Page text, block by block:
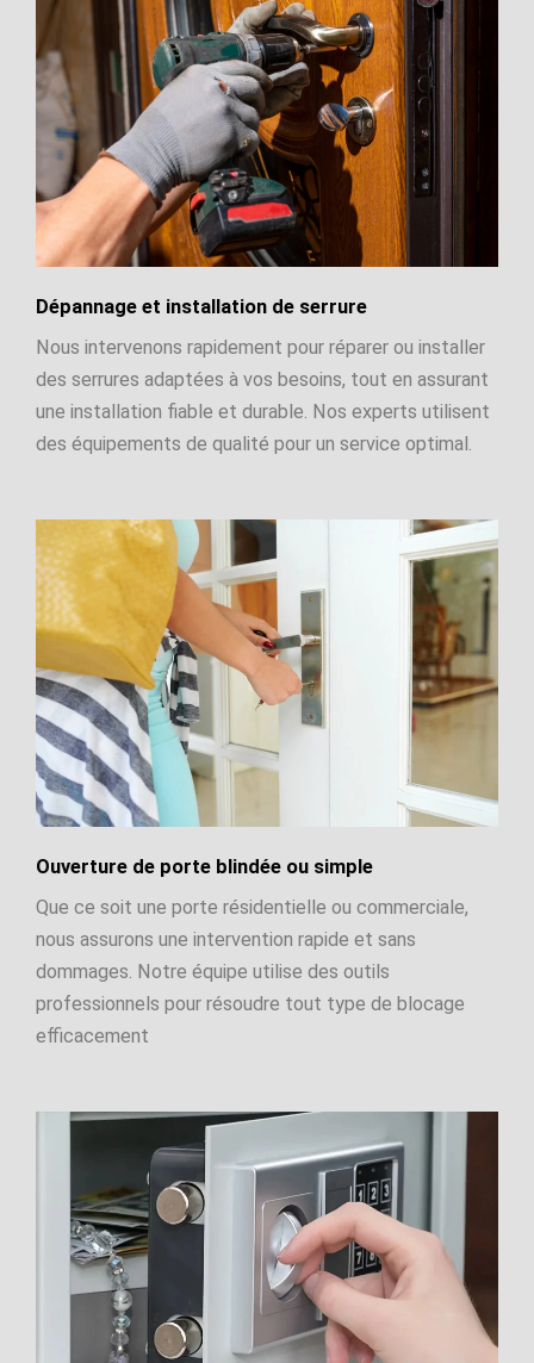
Dépannage et installation de serrure
Nous intervenons rapidement pour réparer ou installer
des serrures adaptées à vos besoins, tout en assurant
une installation fiable et durable. Nos experts utilisent
des équipements de qualité pour un service optimal.
Ouverture de porte blindée ou simple
Que ce soit une porte résidentielle ou commerciale,
nous assurons une intervention rapide et sans
dommages. Notre équipe utilise des outils
professionnels pour résoudre tout type de blocage
efficacement